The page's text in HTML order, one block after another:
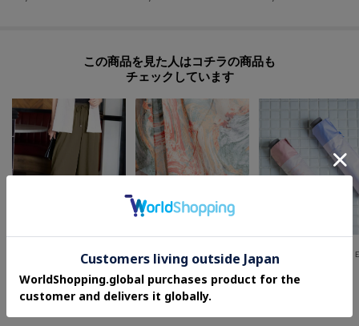
この商品を見た人はコチラの商品も
チェックしています
【高レビュー/S-LL/洗濯機可/セットアップ可】着丈選べる 軽凛(かろりん) ひんやりフラップイージーパンツ
さらに5%OFF
アートスカーフ